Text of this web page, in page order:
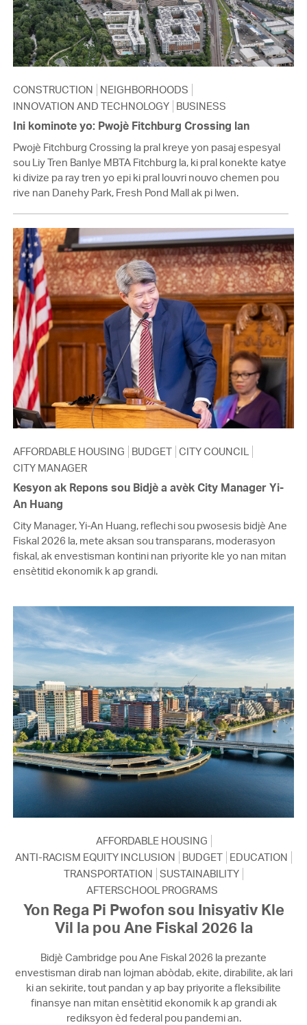
CONSTRUCTION
NEIGHBORHOODS
INNOVATION AND TECHNOLOGY BUSINESS
Ini kominote yo: Pwojè Fitchburg Crossing lan
Pwojè Fitchburg Crossing la pral kreye yon pasaj espesyal
sou Liy Tren Banlye MBTA Fitchburg la, ki pral konekte katye
ki divize pa ray tren yo epi ki pral louvri nouvo chemen pou
rive nan Danehy Park, Fresh Pond Mall ak pi lwen.
AFFORDABLE HOUSING BUDGET CITY COUNCIL
CITY MANAGER
Kesyon ak Repons sou Bidjè a avèk City Manager Yi-
An Huang
City Manager, Yi-An Huang, reflechi sou pwosesis bidjè Ane
Fiskal 2026 la, mete aksan sou transparans, moderasyon
fiskal, ak envestisman kontini nan priyorite kle yo nan mitan
ensètitid ekonomik k ap grandi.
AFFORDABLE HOUSING
ANTI-RACISM EQUITY INCLUSION
BUDGET EDUCATION
TRANSPORTATION SUSTAINABILITY
AFTERSCHOOL PROGRAMS
Yon Rega Pi Pwofon sou Inisyativ Kle
Vil la pou Ane Fiskal 2026 la
Bidjè Cambridge pou Ane Fiskal 2026 la prezante
envestisman dirab nan lojman abòdab, ekite, dirabilite, ak lari
ki an sekirite, tout pandan y ap bay priyorite a fleksibilite
finansye nan mitan ensètitid ekonomik k ap grandi ak
rediksyon èd federal pou pandemi an.